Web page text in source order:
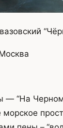
— “На
морское